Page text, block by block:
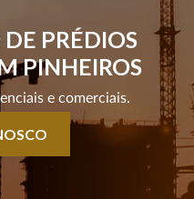
PRÉDIOS
PINHEIROS
e comerciais.